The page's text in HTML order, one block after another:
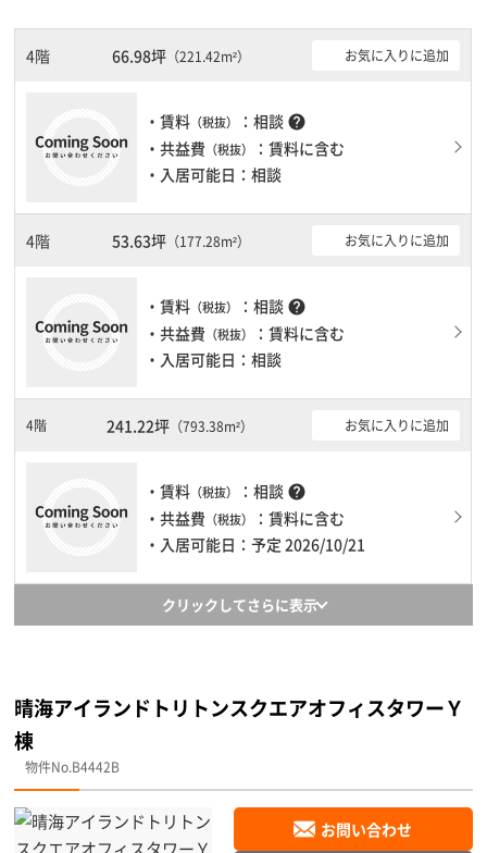
で、地震対策を検討されている方にオススメです。土日・祝日も利
用可能になりますので自由に出入りが出来ます。駐車場完備なの
があまりかかりません。
4階 66.98坪 （221.42m²） お気に入りに追加
・賃料 （税抜） ：相談 help
・共益費 （税抜）
：賃料に含む
・入居可能日：相談
4階 53.63坪 （177.28m²） お気に入りに追加
・賃料 （税抜） ：相談 help
・共益費 （税抜）
：賃料に含む
・入居可能日：相談
4階 241.22坪（793.38m²） お気に入りに追加
・賃料 （税抜） ：相談 help
・共益費 （税抜）
：賃料に含む
・入居可能日：予定 2026/10/21
クリックしてさらに表示
晴海アイランドトリトンスクエアオフィスタワーＹ
棟
物件No.B4442B
お問い合わせ